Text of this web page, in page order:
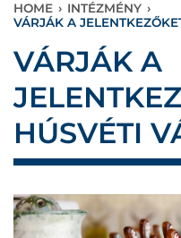
HOME › INTÉZMÉNY ›
VÁRJÁK A
VÁRJÁK A
HÚSVÉTI